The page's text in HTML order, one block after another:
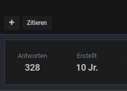
Zitieren
Antworten
328
Erstellt
10 Jr.